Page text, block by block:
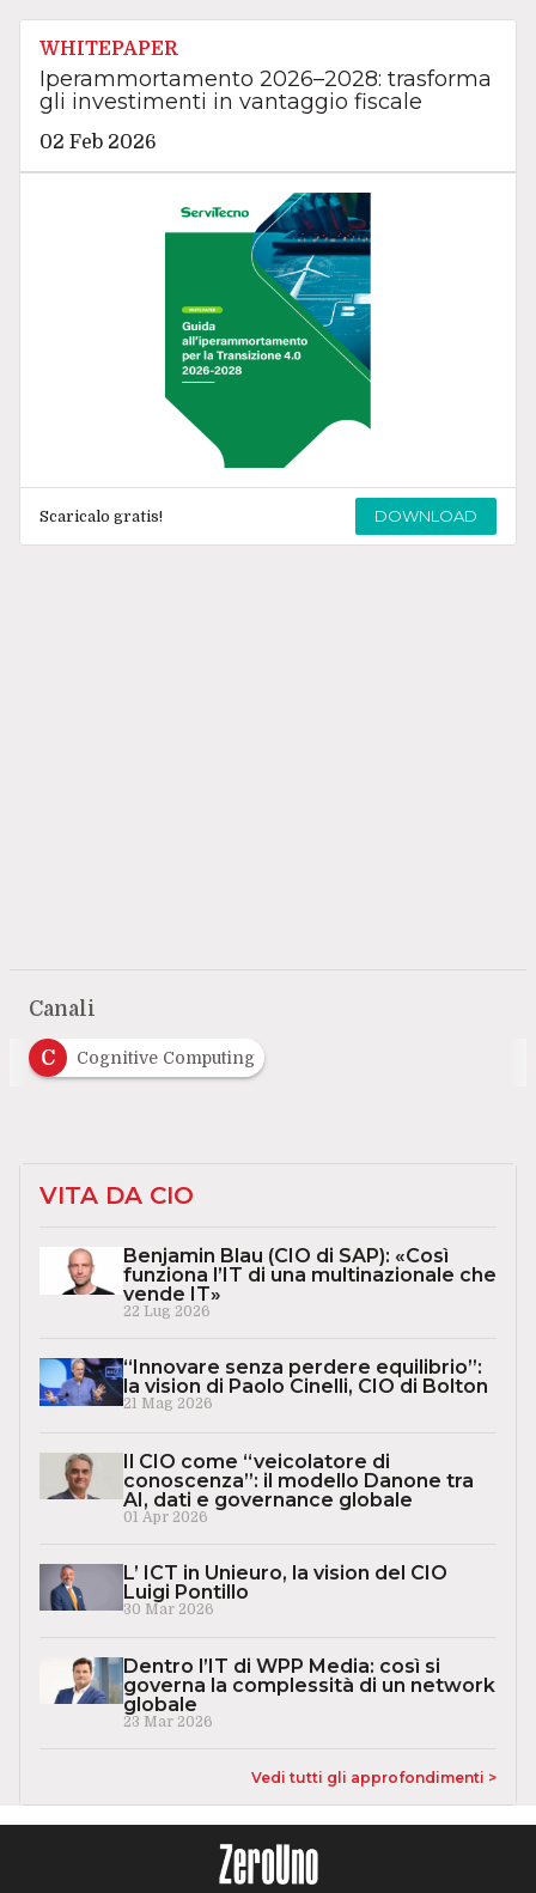
WHITEPAPER
Iperammortamento 2026–2028: trasforma
gli investimenti in vantaggio fiscale
02 Feb 2026
Scaricalo gratis! DOWNLOAD
Canali
C Cognitive Computing
VITA DA CIO
Benjamin Blau (CIO di SAP): «Così
funziona l’IT di una multinazionale che
vende IT»
22 Lug 2026
“Innovare senza perdere equilibrio”:
la vision di Paolo Cinelli, CIO di Bolton
21 Mag 2026
Il CIO come “veicolatore di
conoscenza”: il modello Danone tra
AI, dati e governance globale
01 Apr 2026
L’ ICT in Unieuro, la vision del CIO
Luigi Pontillo
30 Mar 2026
Dentro l’IT di WPP Media: così si
governa la complessità di un network
globale
23 Mar 2026
Vedi tutti gli approfondimenti >